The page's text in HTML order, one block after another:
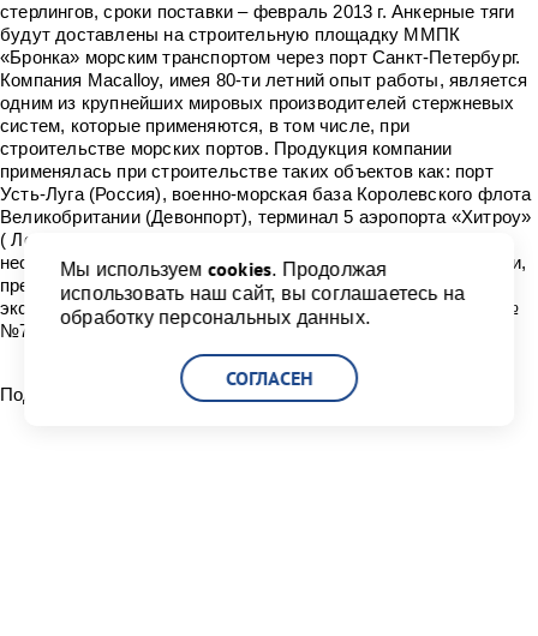
стерлингов, сроки поставки – февраль 2013 г. Анкерные тяги
будут доставлены на строительную площадку ММПК
«Бронка» морским транспортом через порт Санкт-Петербург.
Компания Macalloy, имея 80-ти летний опыт работы, является
одним из крупнейших мировых производителей стержневых
систем, которые применяются, в том числе, при
строительстве морских портов. Продукция компании
применялась при строительстве таких объектов как: порт
Усть-Луга (Россия), военно-морская база Королевского флота
Великобритании (Девонпорт), терминал 5 аэропорта «Хитроу»
( Лондон) и многих других. Анкерные тяги – это основной
несущий элемент конструкции причала, выполняют функции,
предотвращающие раскрытие причалов в период
эксплуатации. Планируется, что строительство причалов №
№7-8 завершится в июне 2013 года.
Поделиться:
Мы используем cookies. Продолжая
использовать наш сайт, вы соглашаетесь на
обработку персональных данных.
СОГЛАСЕН